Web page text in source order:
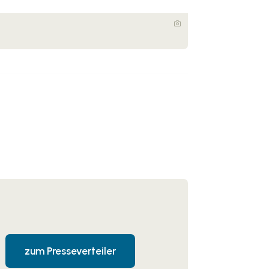
zum Presseverteiler